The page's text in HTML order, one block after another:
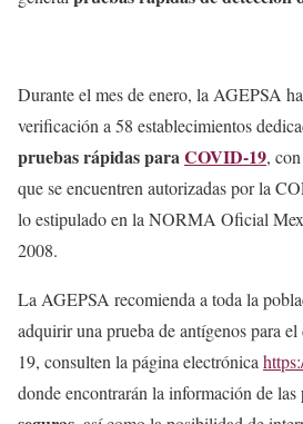
Durante el mes de enero, la AGEPSA
verificación a 58 establecimientos
pruebas rápidas paraCOVID-19,
que se encuentren autorizadas por la
lo estipulado en la NORMA Oficial
2008.
La AGEPSA recomienda a toda la
adquirir una prueba de antígenos para
19, consulten la página electrónica
donde encontrarán la información de las